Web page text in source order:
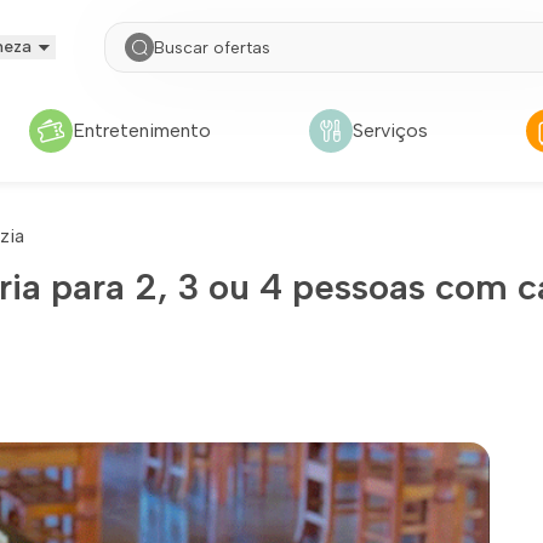
Entretenimento Serviços
para 2, 3 ou 4 pessoas com